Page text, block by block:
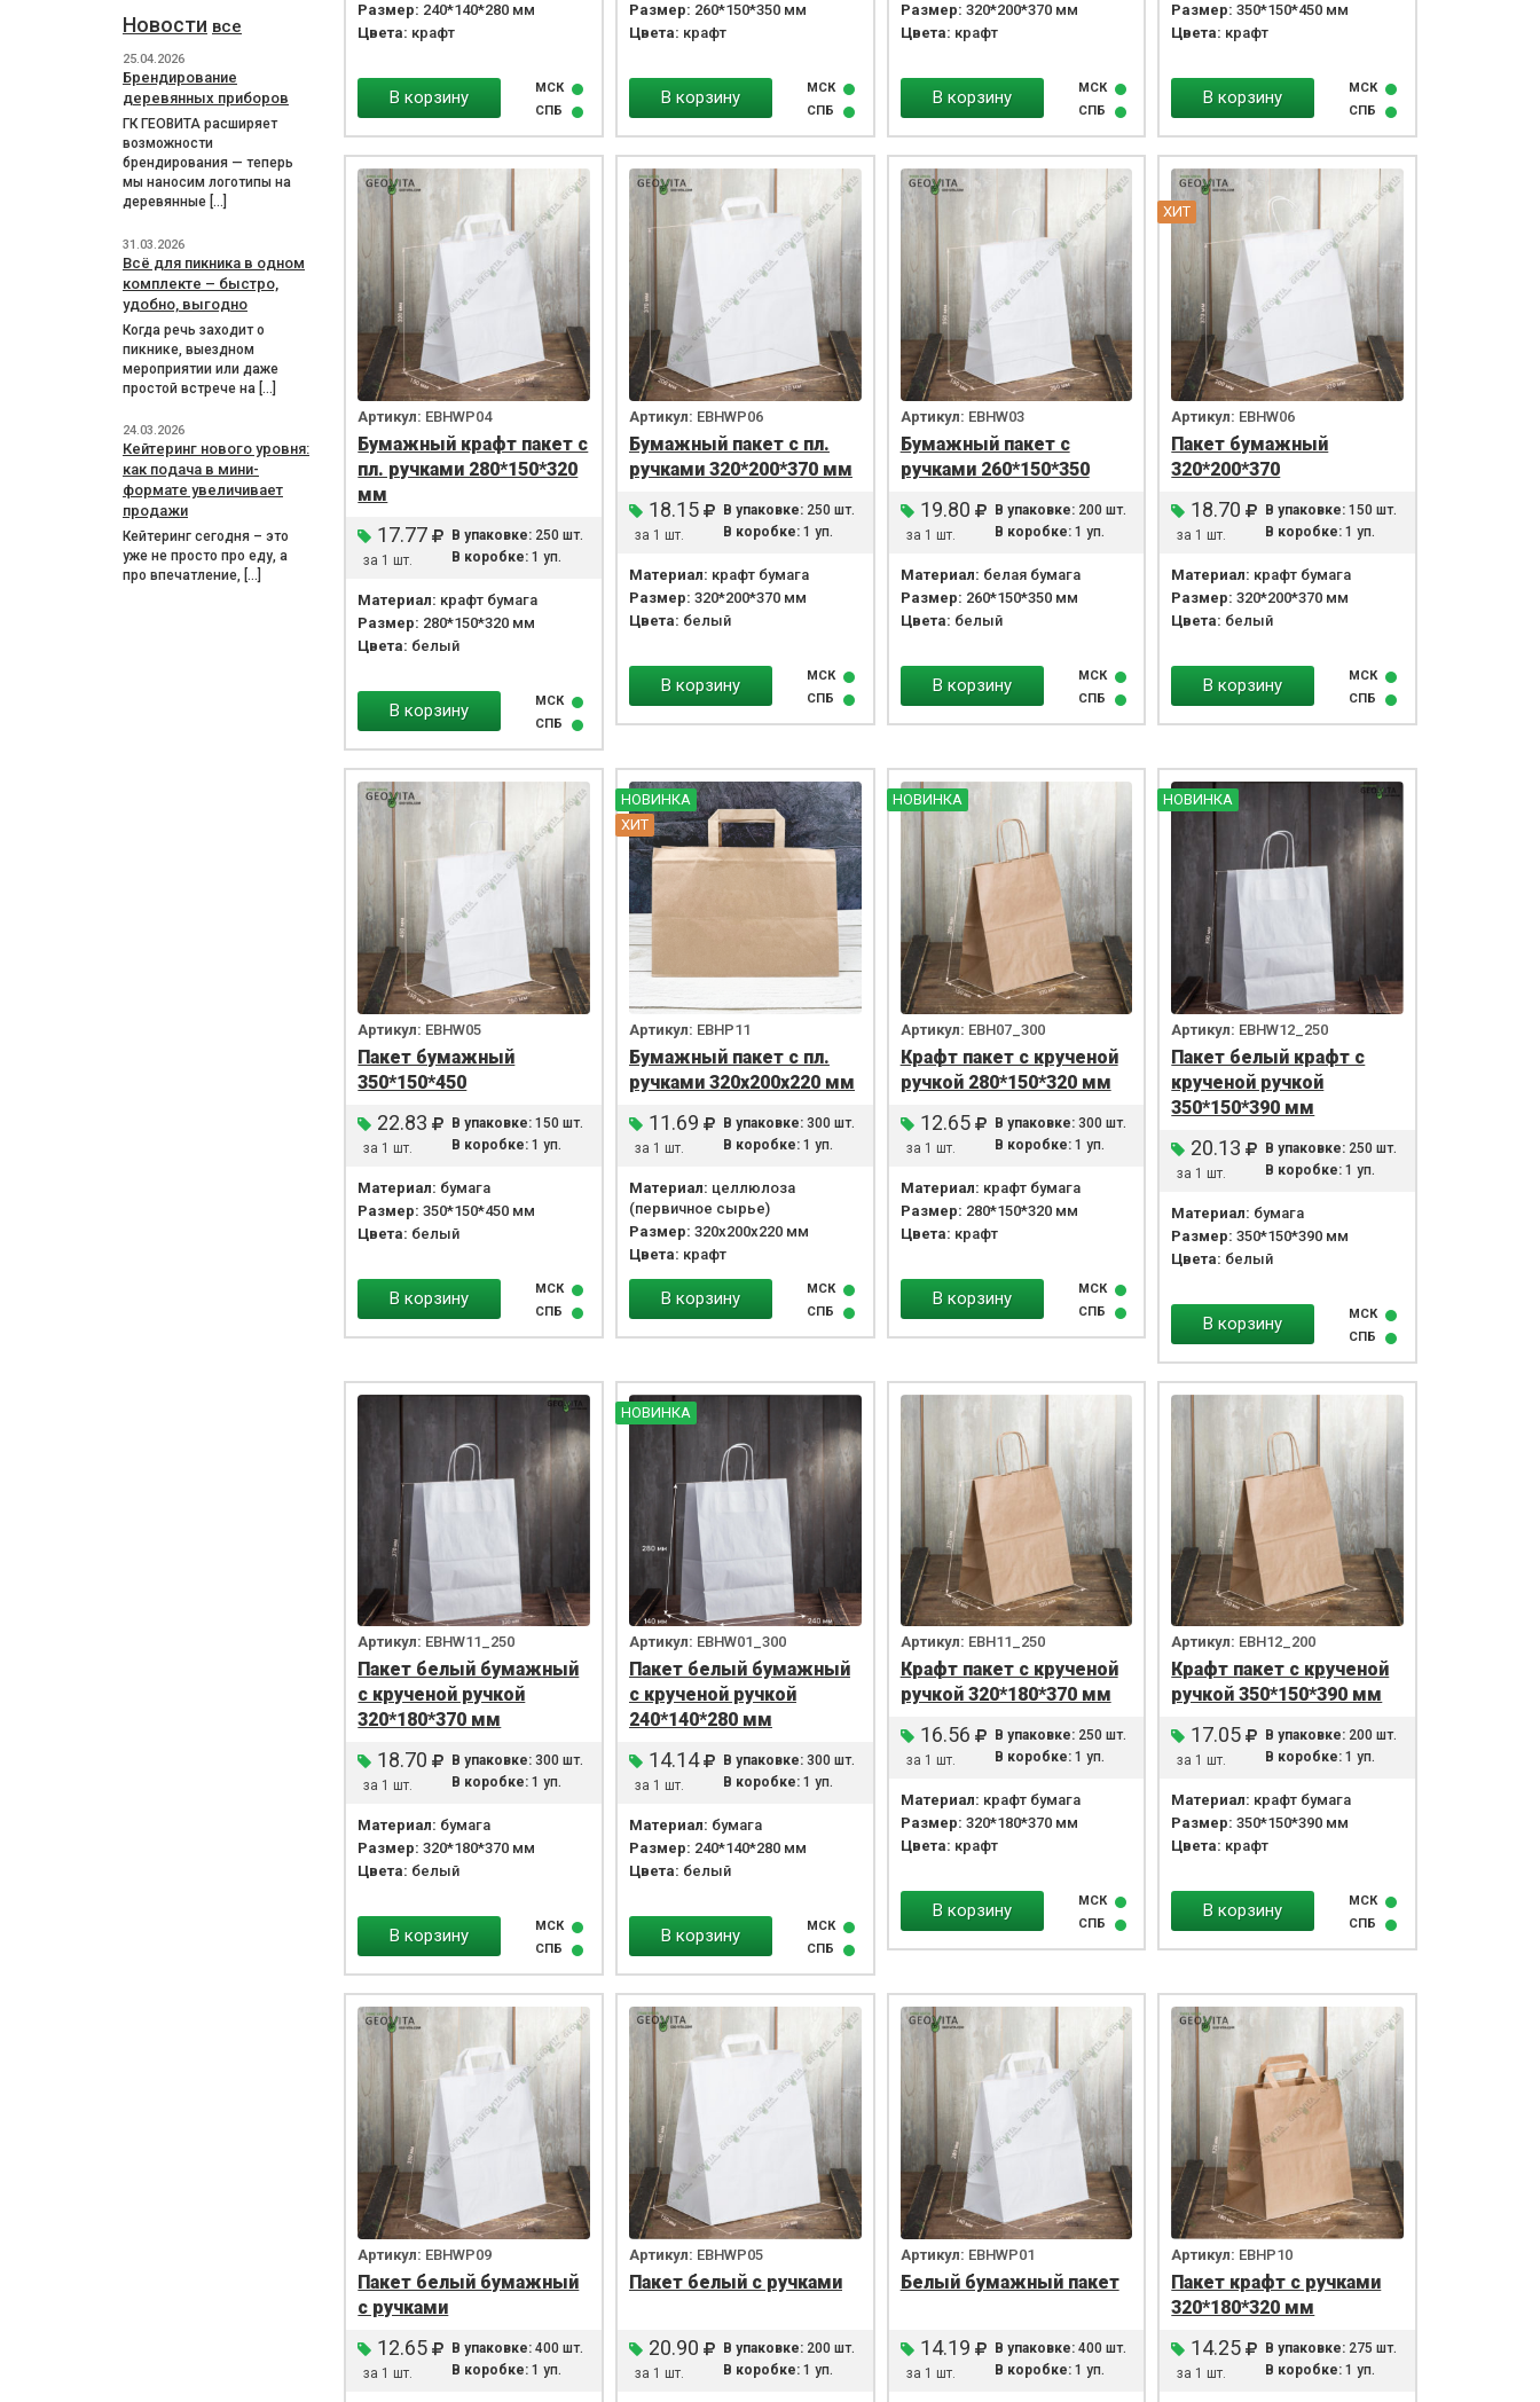
Новости все
25.04.2026
Брендирование
деревянных приборов
ГК ГЕОВИТА расширяет
возможности
брендирования — теперь
мы наносим логотипы на
деревянные […]
31.03.2026
Всё для пикника в одном
комплекте – быстро,
удобно, выгодно
Когда речь заходит о
пикнике, выездном
мероприятии или даже
простой встрече на […]
24.03.2026
Кейтеринг нового уровня:
как подача в мини-
формате увеличивает
продажи
Кейтеринг сегодня – это
уже не просто про еду, а
про впечатление, […]
Размер: 240*140*280 мм
Цвета: крафт
В корзину
МСК
СПБ
Размер: 260*150*350 мм
Цвета: крафт
В корзину
МСК
СПБ
Размер: 320*200*370 мм
Цвета: крафт
В корзину
МСК
СПБ
Размер: 350*150*450 мм
Цвета: крафт
В корзину
МСК
СПБ
Артикул: EBHWP04
Бумажный крафт пакет с
пл. ручками 280*150*320
мм
17.77
за 1 шт.
В упаковке: 250 шт.
В коробке: 1 уп.
Материал: крафт бумага
Размер: 280*150*320 мм
Цвета: белый
В корзину
МСК
СПБ
Артикул: EBHWP06
Бумажный пакет с пл.
ручками 320*200*370 мм
18.15
за 1 шт.
В упаковке:250 шт.
В коробке:1 уп.
Материал: крафт бумага
Размер: 320*200*370 мм
Цвета: белый
В корзину
МСК
СПБ
Артикул: EBHW03
Бумажный пакет с
ручками 260*150*350
19.80
за 1 шт.
В упаковке:200 шт.
В коробке:1 уп.
Материал: белая бумага
Размер: 260*150*350 мм
Цвета: белый
В корзину
МСК
СПБ
ХИТ
Артикул: EBHW06
Пакет бумажный
320*200*370
18.70
за 1 шт.
В упаковке: 150 шт.
В коробке: 1 уп.
Материал: крафт бумага
Размер: 320*200*370 мм
Цвета: белый
В корзину
МСК
СПБ
Артикул: EBHW05
Пакет бумажный
350*150*450
22.83
за 1 шт.
В упаковке: 150 шт.
В коробке: 1 уп.
Материал: бумага
Размер: 350*150*450 мм
Цвета: белый
В корзину
МСК
СПБ
НОВИНКА
ХИТ
Артикул: EBHP11
Бумажный пакет с пл.
ручками 320х200х220 мм
11.69
за 1 шт.
В упаковке:300 шт.
В коробке:1 уп.
Материал: целлюлоза
(первичное сырье)
Размер: 320х200х220 мм
Цвета: крафт
В корзину
МСК
СПБ
НОВИНКА
Артикул: EBH07_300
Крафт пакет с крученой
ручкой 280*150*320 мм
12.65
за 1 шт.
В упаковке:300 шт.
В коробке:1 уп.
Материал: крафт бумага
Размер: 280*150*320 мм
Цвета: крафт
В корзину
МСК
СПБ
НОВИНКА
Артикул: EBHW12_250
Пакет белый крафт с
крученой ручкой
350*150*390 мм
20.13
за 1 шт.
В упаковке: 250 шт.
В коробке: 1 уп.
Материал: бумага
Размер: 350*150*390 мм
Цвета: белый
В корзину
МСК
СПБ
Артикул: EBHW11_250
Пакет белый бумажный
с крученой ручкой
320*180*370 мм
18.70
за 1 шт.
В упаковке: 300 шт.
В коробке: 1 уп.
Материал: бумага
Размер: 320*180*370 мм
Цвета: белый
В корзину
МСК
СПБ
НОВИНКА
Артикул: EBHW01_300
Пакет белый бумажный
с крученой ручкой
240*140*280 мм
14.14
за 1 шт.
В упаковке:300 шт.
В коробке:1 уп.
Материал: бумага
Размер: 240*140*280 мм
Цвета: белый
В корзину
МСК
СПБ
Артикул: EBH11_250
Крафт пакет с крученой
ручкой 320*180*370 мм
16.56
за 1 шт.
В упаковке:250 шт.
В коробке:1 уп.
Материал: крафт бумага
Размер: 320*180*370 мм
Цвета: крафт
В корзину
МСК
СПБ
Артикул: EBH12_200
Крафт пакет с крученой
ручкой 350*150*390 мм
17.05
за 1 шт.
В упаковке: 200 шт.
В коробке: 1 уп.
Материал: крафт бумага
Размер: 350*150*390 мм
Цвета: крафт
В корзину
МСК
СПБ
Артикул: EBHWP09
Пакет белый бумажный
с ручками
12.65
за 1 шт.
В упаковке: 400 шт.
В коробке: 1 уп.
Артикул: EBHWP05
Пакет белый с ручками
20.90
за 1 шт.
В упаковке:200 шт.
В коробке:1 уп.
Артикул: EBHWP01
Белый бумажный пакет
14.19
за 1 шт.
В упаковке:400 шт.
В коробке:1 уп.
Артикул: EBHP10
Пакет крафт с ручками
320*180*320 мм
14.25
за 1 шт.
В упаковке: 275 шт.
В коробке: 1 уп.